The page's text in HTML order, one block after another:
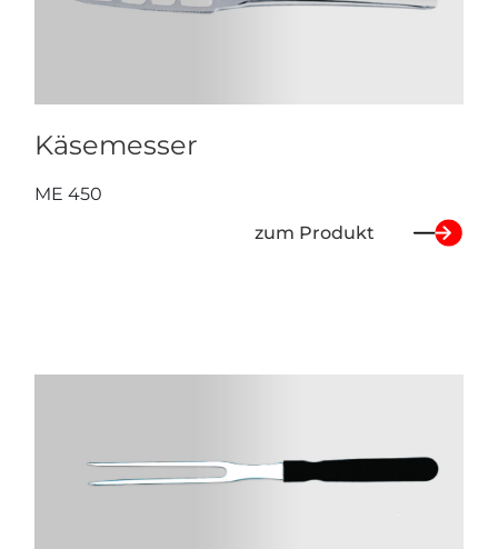
Käsemesser
ME 450
zum Produkt